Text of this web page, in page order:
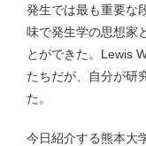
発生では最も重要な
味で発生学の思想家
とができた。Lewis
たちだが、自分が研
た。
今日紹介する熊本大